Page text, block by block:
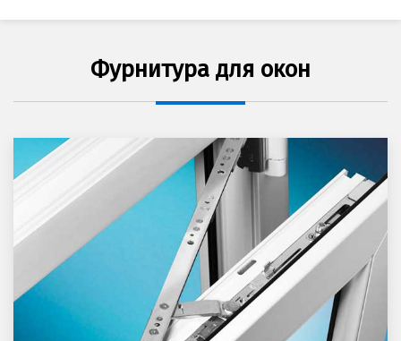
Фурнитура для окон